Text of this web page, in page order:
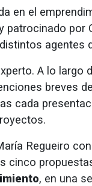
en el
por
agentes
A lo largo
breves
cada
Regueiro
cinco
, en una